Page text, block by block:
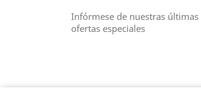
Infórmese de nuestras
ofertas especiales